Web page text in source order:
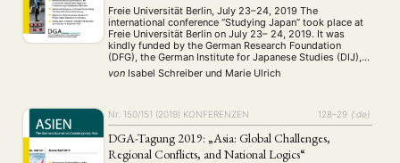
Freie Universität Berlin, July 23–24, 2019 The
international conference “Studying Japan” took place at
Freie Universität Berlin on July 23– 24, 2019. It was
kindly funded by the German Research Foundation
(DFG), the German Institute for Japanese Studies (DIJ),
Ernst-Reuter-Gesellschaft (ERG) and Freie Universität
Berlin. Organizers Cornelia Reiher (FU Berlin) and Nora
von Isabel Schreiber und Marie Ulrich
Nr. 150/151 (2019) KONFERENZEN 128–29 {:de}
DGA-Tagung 2019: „Asia: Global Challenges,
Regional Conflicts, and National Logics“